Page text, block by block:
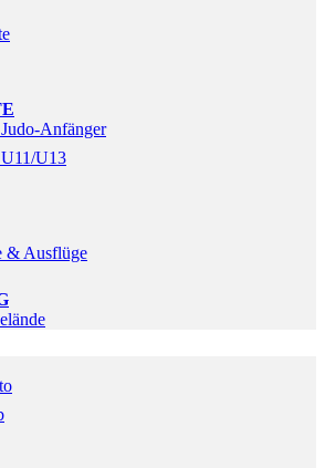
Anfänger
U11/U13
& Ausflüge